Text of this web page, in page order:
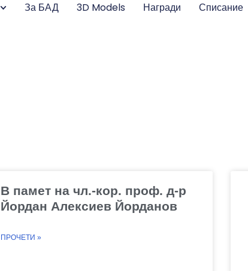
За БАД 3D Models Награди Списание
В памет на чл.-кор. проф. д-р
Йордан Алексиев Йорданов
ПРОЧЕТИ »